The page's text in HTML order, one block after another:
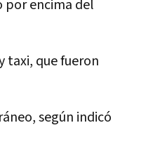
por encima del
taxi, que fueron
según indicó